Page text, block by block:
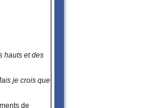
hauts et des
je crois que
de